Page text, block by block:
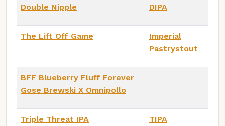
Double Nipple DIPA
The Lift Off Game
Imperial
Pastrystout
BFF Blueberry Fluff Forever
Gose Brewski X Omnipollo
Triple Threat IPA TIPA